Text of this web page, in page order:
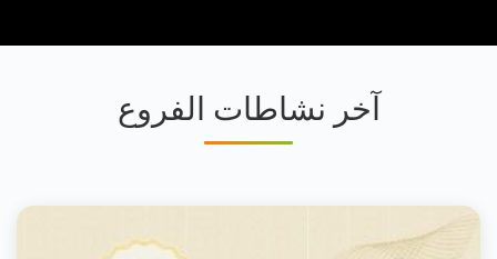
آخر نشاطات الفروع